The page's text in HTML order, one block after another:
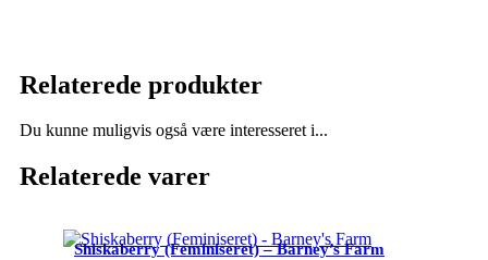
Relaterede produkter
Du kunne muligvis også være interesseret i...
Relaterede varer
Shiskaberry (Feminiseret) – Barney’s Farm